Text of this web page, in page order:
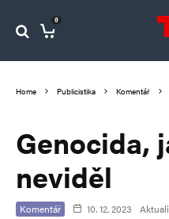
0
Home Publicistika Komentář
Genocida,
neviděl
Komentář 10. 12. 2023